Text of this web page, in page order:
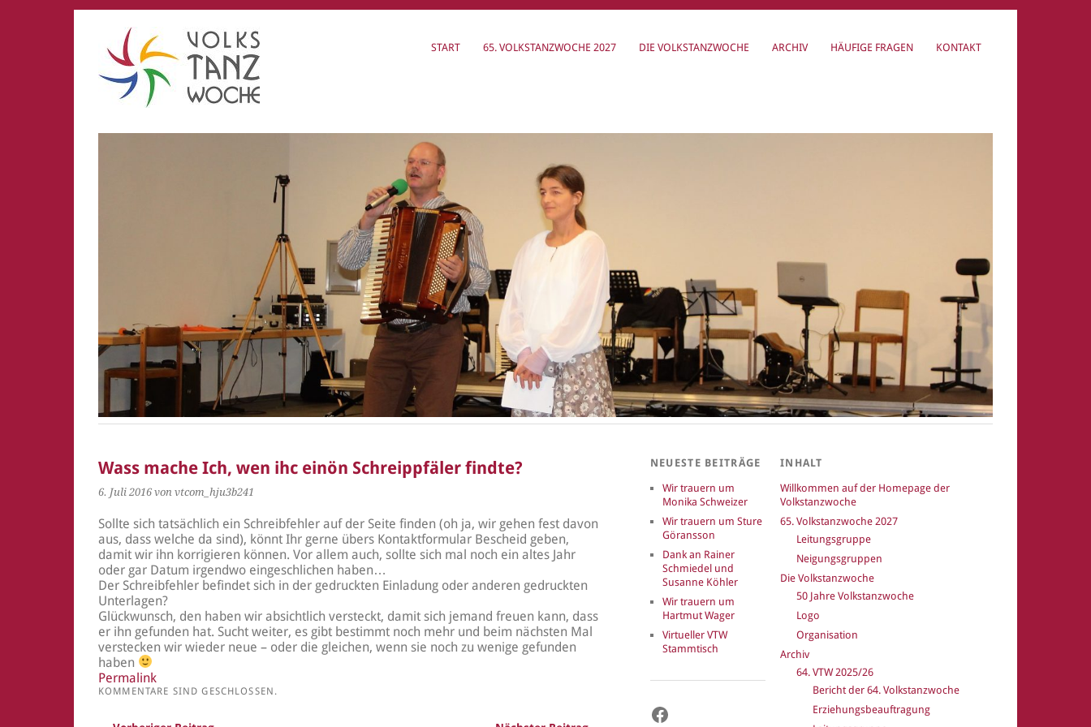
START 65. VOLKSTANZWOCHE 2027 DIE VOLKSTANZWOCHE ARCHIV HÄUFIGE FRAGEN KONTAKT
Wass mache Ich, wen ihc einön Schreippfäler findte?
6. Juli 2016 von vtcom_hju3b241
Sollte sich tatsächlich ein Schreibfehler auf der Seite finden (oh ja, wir gehen fest davon
aus, dass welche da sind), könnt Ihr gerne übers Kontaktformular Bescheid geben,
damit wir ihn korrigieren können. Vor allem auch, sollte sich mal noch ein altes Jahr
oder gar Datum irgendwo eingeschlichen haben…
Der Schreibfehler befindet sich in der gedruckten Einladung oder anderen gedruckten
Unterlagen?
Glückwunsch, den haben wir absichtlich versteckt, damit sich jemand freuen kann, dass
er ihn gefunden hat. Sucht weiter, es gibt bestimmt noch mehr und beim nächsten Mal
verstecken wir wieder neue – oder die gleichen, wenn sie noch zu wenige gefunden
haben
Permalink
KOMMENTARE SIND GESCHLOSSEN.
NEUESTE BEITRÄGE
Wir trauern um
Monika Schweizer
Wir trauern um Sture
Göransson
Dank an Rainer
Schmiedel und
Susanne Köhler
Wir trauern um
Hartmut Wager
Virtueller VTW
Stammtisch
Facebook
INHALT
Willkommen auf der Homepage der
Volkstanzwoche
65. Volkstanzwoche 2027
Leitungsgruppe
Neigungsgruppen
Die Volkstanzwoche
50 Jahre Volkstanzwoche
Logo
Organisation
Archiv
64. VTW 2025/26
Bericht der 64. Volkstanzwoche
Erziehungsbeauftragung